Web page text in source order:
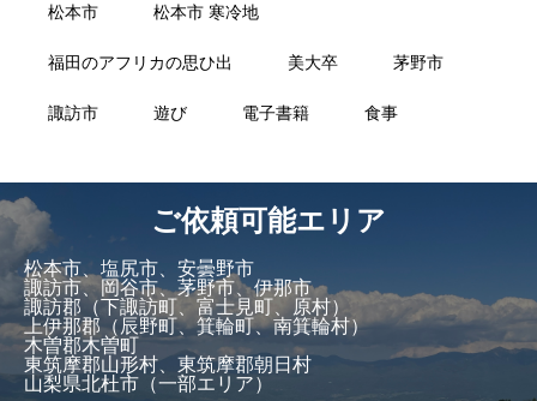
松本市 松本市 寒冷地
福田のアフリカの思ひ出 美大卒 茅野市
諏訪市 遊び 電子書籍 食事
ご依頼可能エリア
松本市、塩尻市、安曇野市
諏訪市、岡谷市、茅野市、伊那市
諏訪郡（下諏訪町、富士見町、原村）
上伊那郡（辰野町、箕輪町、南箕輪村）
木曽郡木曽町
東筑摩郡山形村、東筑摩郡朝日村
山梨県北杜市（一部エリア）